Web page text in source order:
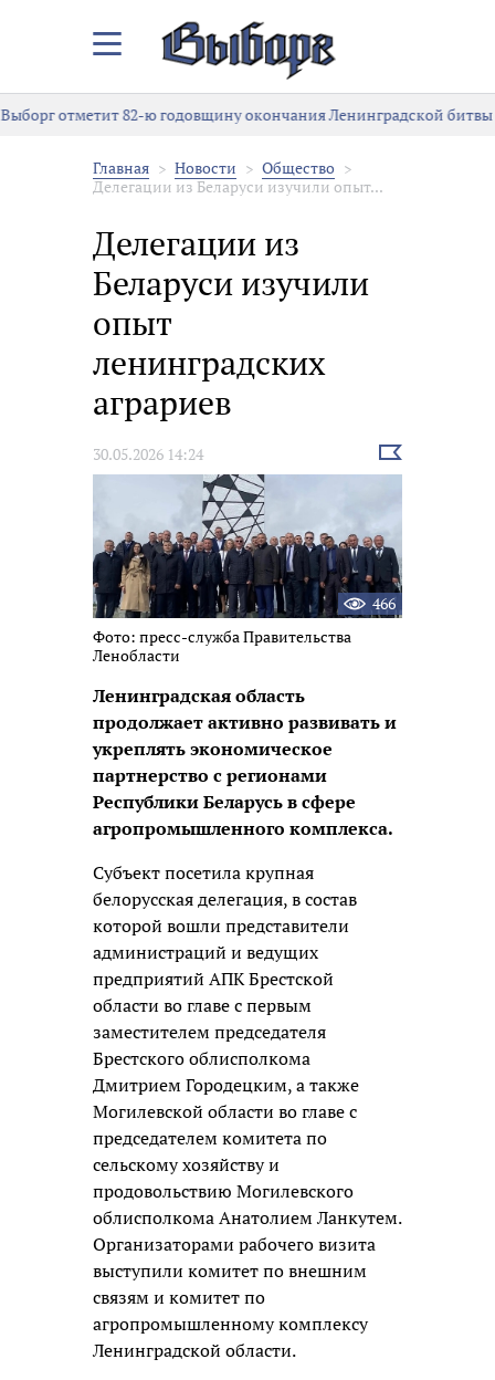
Закрыть/
меню
отметит 82-ю годовщину окончания Ленинградской битвы
Главная Новости
Общество
Делегации из Беларуси изучили опыт...
Делегации из
Беларуси изучили
опыт
ленинградских
аграриев
30.05.2026 14:24
Выбрать
новость
466
Фото: пресс-служба Правительства
Ленобласти
Ленинградская область
продолжает активно развивать и
укреплять экономическое
партнерство с регионами
Республики Беларусь в сфере
агропромышленного комплекса.
Субъект посетила крупная
белорусская делегация, в состав
которой вошли представители
администраций и ведущих
предприятий АПК Брестской
области во главе с первым
заместителем председателя
Брестского облисполкома
Дмитрием Городецким, а также
Могилевской области во главе с
председателем комитета по
сельскому хозяйству и
продовольствию Могилевского
облисполкома Анатолием Ланкутем.
Организаторами рабочего визита
выступили комитет по внешним
связям и комитет по
агропромышленному комплексу
Ленинградской области.